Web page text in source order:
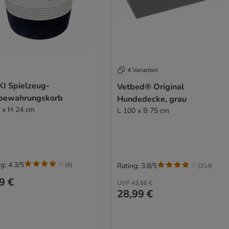
Spielzeug-
H 24 cm
€
4.3/5 (6)
4 Varianten
Vetbed® Original
Hundedecke, grau
L 100 x B 75 cm
UVP 43,66 €
28,99 €
Rating: 3.8/5 (314)